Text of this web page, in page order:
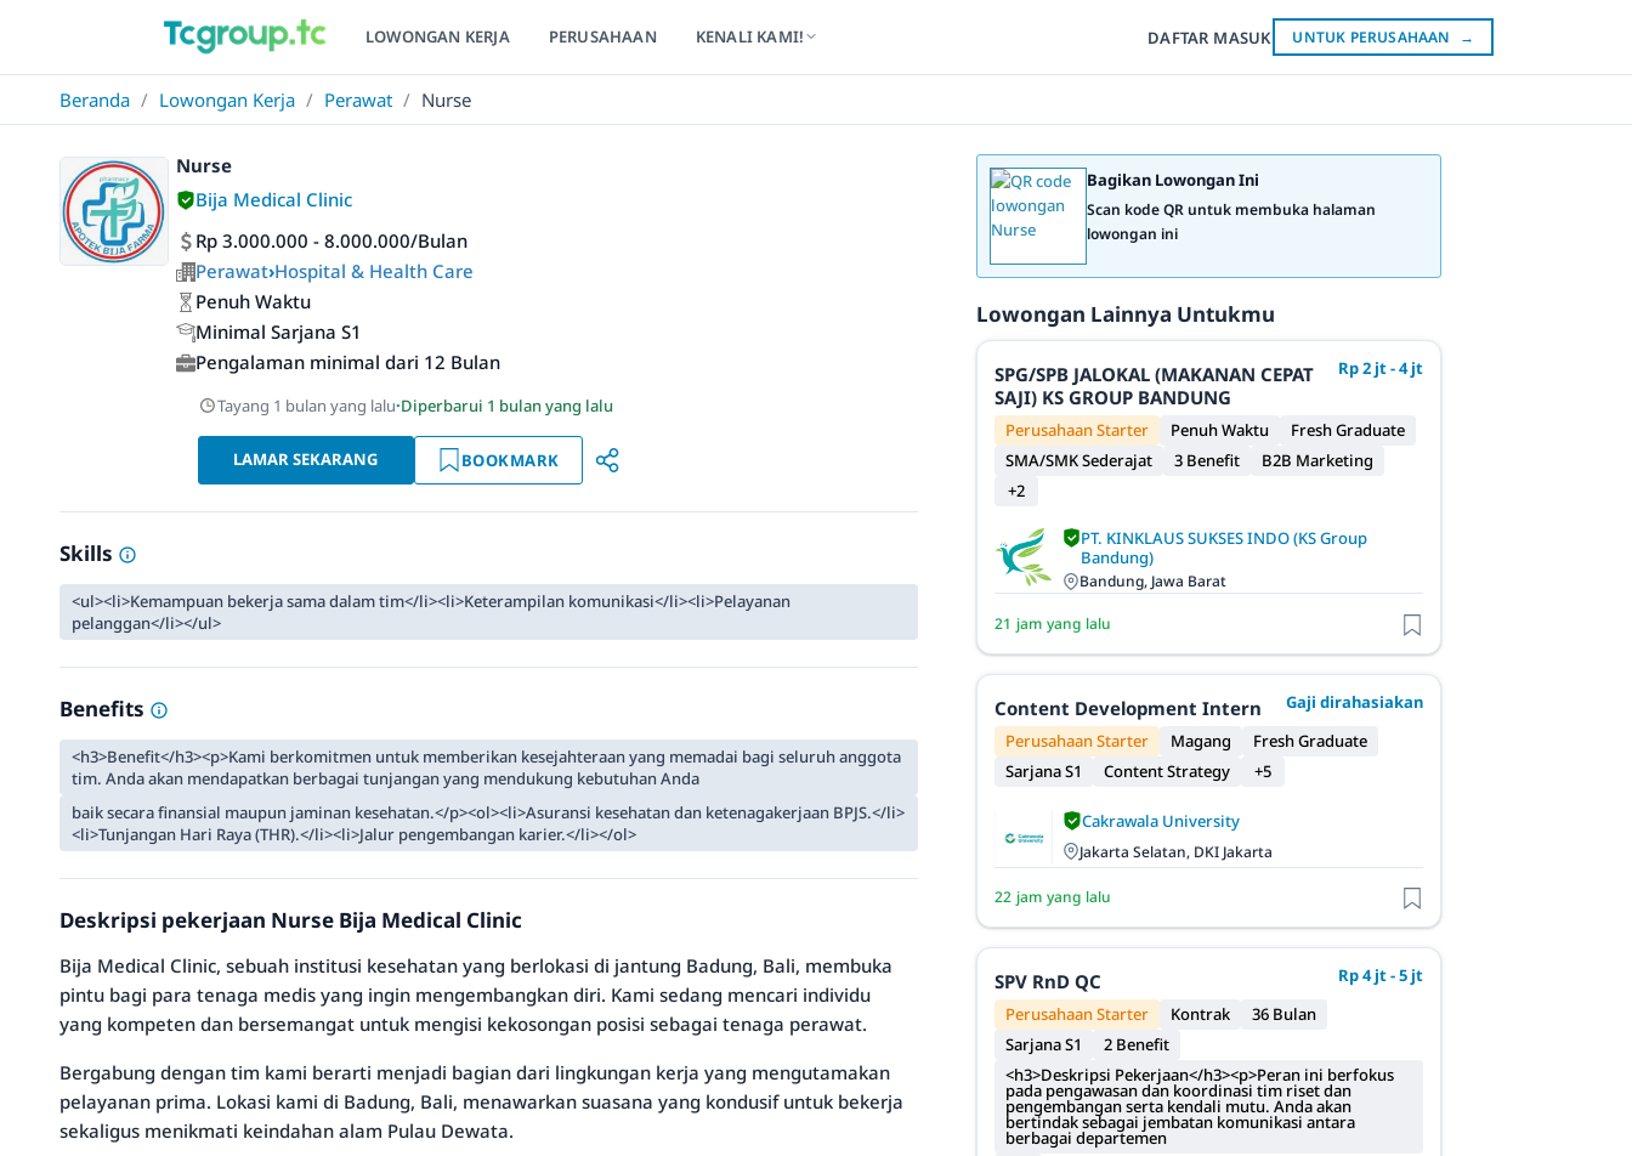
LOWONGAN KERJA PERUSAHAAN KENALI KAMI! DAFTAR MASUK UNTUK PERUSAHAAN →
Beranda / Lowongan Kerja / Perawat / Nurse
Nurse
Bija Medical Clinic
Rp 3.000.000 - 8.000.000/Bulan
Perawat›Hospital & Health Care
Penuh Waktu
Minimal Sarjana S1
Pengalaman minimal dari 12 Bulan
Tayang 1 bulan yang lalu·Diperbarui 1 bulan yang lalu
LAMAR SEKARANG BOOKMARK
Skills
<ul><li>Kemampuan bekerja sama dalam tim</li><li>Keterampilan komunikasi</li><li>Pelayanan
pelanggan</li></ul>
Benefits
<h3>Benefit</h3><p>Kami berkomitmen untuk memberikan kesejahteraan yang memadai bagi seluruh anggota
tim. Anda akan mendapatkan berbagai tunjangan yang mendukung kebutuhan Anda
baik secara finansial maupun jaminan kesehatan.</p><ol><li>Asuransi kesehatan dan ketenagakerjaan BPJS.</li>
<li>Tunjangan Hari Raya (THR).</li><li>Jalur pengembangan karier.</li></ol>
Deskripsi pekerjaan Nurse Bija Medical Clinic
Bija Medical Clinic, sebuah institusi kesehatan yang berlokasi di jantung Badung, Bali, membuka
pintu bagi para tenaga medis yang ingin mengembangkan diri. Kami sedang mencari individu
yang kompeten dan bersemangat untuk mengisi kekosongan posisi sebagai tenaga perawat.
Bergabung dengan tim kami berarti menjadi bagian dari lingkungan kerja yang mengutamakan
pelayanan prima. Lokasi kami di Badung, Bali, menawarkan suasana yang kondusif untuk bekerja
sekaligus menikmati keindahan alam Pulau Dewata.
Bagikan Lowongan Ini
Scan kode QR untuk membuka halaman
lowongan ini
Lowongan Lainnya Untukmu
SPG/SPB JALOKAL (MAKANAN CEPAT
SAJI) KS GROUP BANDUNG
Rp 2 jt - 4 jt
Perusahaan Starter Penuh Waktu
Fresh Graduate
SMA/SMK Sederajat
3 Benefit
B2B Marketing
+2
PT. KINKLAUS SUKSES INDO (KS Group
Bandung)
Bandung, Jawa Barat
21 jam yang lalu
Content Development Intern
Gaji dirahasiakan
Perusahaan Starter
Magang
Fresh Graduate
Sarjana S1
Content Strategy +5
Cakrawala University
Jakarta Selatan, DKI Jakarta
22 jam yang lalu
SPV RnD QC
Rp 4 jt - 5 jt
Perusahaan Starter
Kontrak
36 Bulan
Sarjana S1
2 Benefit
<h3>Deskripsi Pekerjaan</h3><p>Peran ini berfokus
pada pengawasan dan koordinasi tim riset dan
pengembangan serta kendali mutu. Anda akan
bertindak sebagai jembatan komunikasi antara
berbagai departemen